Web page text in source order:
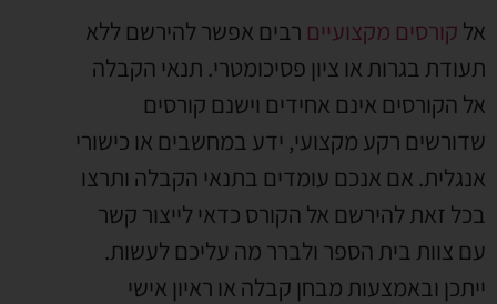
אל קורסים מקצועיים רבים אפשר להירשם ללא
תעודת בגרות או ציון פסיכומטרי. תנאי הקבלה
אל הקורסים אינם אחידים וישנם קורסים
שדורשים רקע מקצועי, ידע במחשבים או כישורי
אנגלית. אם אנכם עומדים בתנאי הקבלה ותרצו
בכל זאת להירשם אל הקורס כדאי לייצור קשר
עם צוות בית הספר ולברר מה עליכם לעשות.
ייתכן ובאמצעות מבחן קבלה או ראיון אישי